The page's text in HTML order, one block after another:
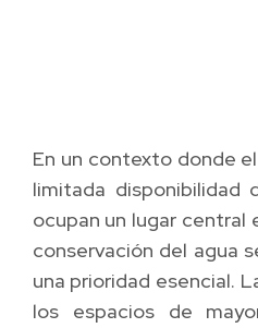
En un contexto donde
limitada disponibilidad
ocupan un lugar central
conservación del agua
una prioridad esencial.
los espacios de